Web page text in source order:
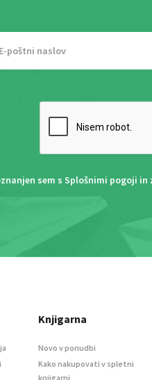
sem s Splošnimi pogoji in
Knjigarna
Novo v ponudbi
Kako nakupovati v spletni
knjigarni